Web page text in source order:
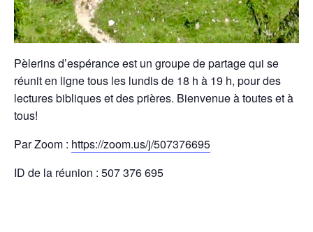
Pèlerins d’espérance est un groupe de partage qui se
réunit en ligne tous les lundis de 18 h à 19 h, pour des
lectures bibliques et des prières. Bienvenue à toutes et à
tous!
Par Zoom : https://zoom.us/j/507376695
ID de la réunion : 507 376 695